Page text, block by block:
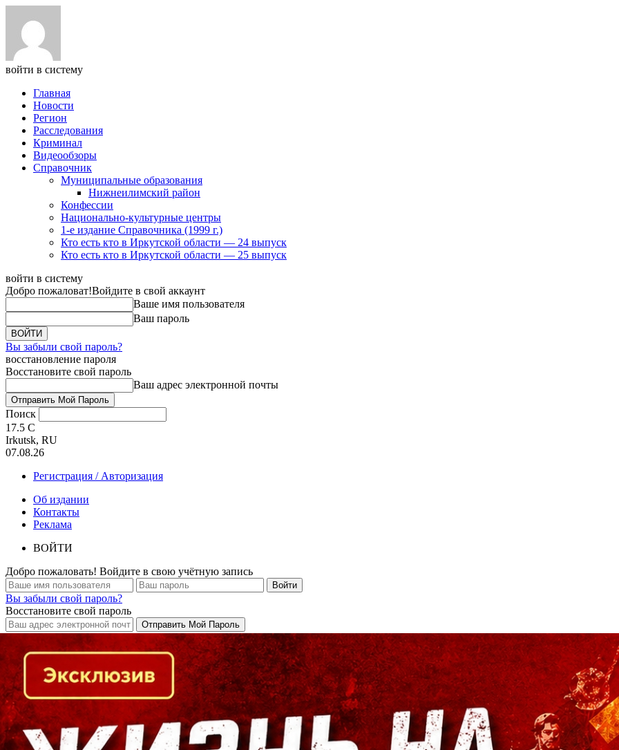
войти в систему
Главная
Новости
Регион
Расследования
Криминал
Видеообзоры
Справочник
Муниципальные образования
Нижнеилимский район
Конфессии
Национально-культурные центры
1-е издание Справочника (1999 г.)
Кто есть кто в Иркутской области — 24 выпуск
Кто есть кто в Иркутской области — 25 выпуск
войти в систему
Добро пожаловат!Войдите в свой аккаунт
Ваше имя пользователя
Ваш пароль
Вы забыли свой пароль?
восстановление пароля
Восстановите свой пароль
Ваш адрес электронной почты
Поиск
17.5 C
Irkutsk, RU
07.08.26
Регистрация / Авторизация
Об издании
Контакты
Реклама
ВОЙТИ
Добро пожаловать! Войдите в свою учётную запись
Вы забыли свой пароль?
Восстановите свой пароль
Кто есть кто в Байкальском регионе